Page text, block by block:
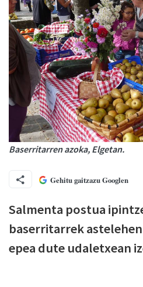
Baserritarren azoka, Elgetan.
Gehitu gaitzazu Googlen
Salmenta postua
baserritarrek
epea dute udaletxean